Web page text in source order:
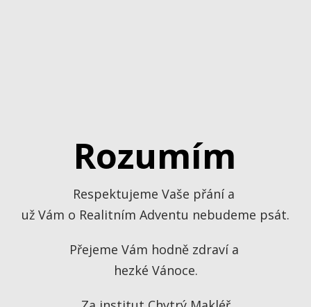
Rozumím
Respektujeme Vaše přání a
už Vám o Realitním Adventu nebudeme psát.
Přejeme Vám hodně zdraví a
hezké Vánoce.